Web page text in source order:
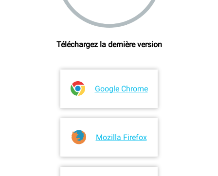
Téléchargez la dernière version
Google Chrome
Mozilla Firefox